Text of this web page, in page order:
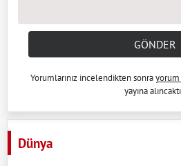
GÖNDER
Yorumlarınız incelendikten sonrayorum
yayına
Dünya